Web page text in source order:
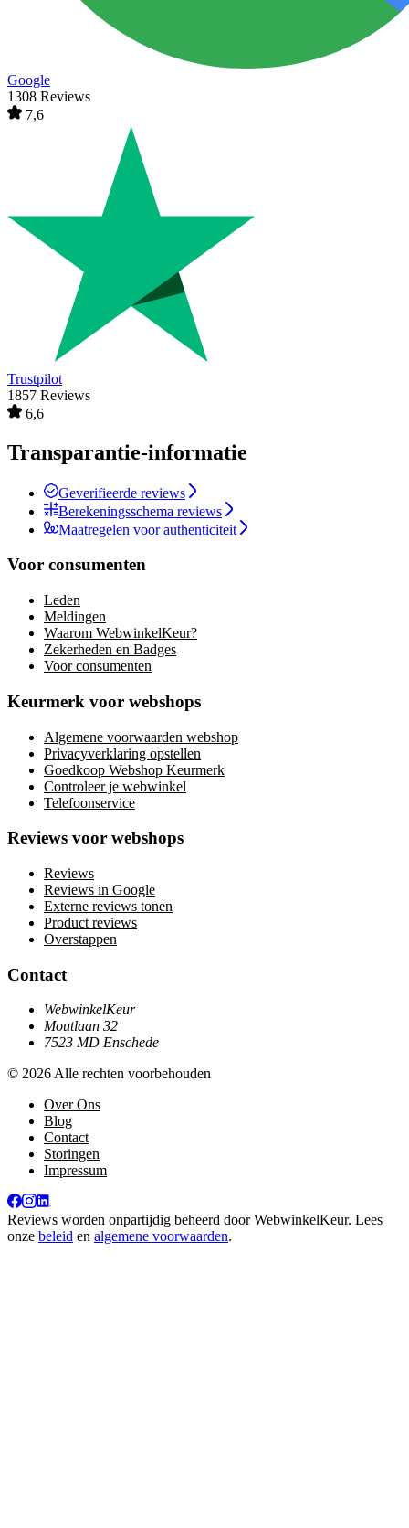
Google
1308 Reviews
7,6
Trustpilot
1857 Reviews
6,6
Transparantie-informatie
Geverifieerde reviews
Berekeningsschema reviews
Maatregelen voor authenticiteit
Voor consumenten
Leden
Meldingen
Waarom WebwinkelKeur?
Zekerheden en Badges
Voor consumenten
Keurmerk voor webshops
Algemene voorwaarden webshop
Privacyverklaring opstellen
Goedkoop Webshop Keurmerk
Controleer je webwinkel
Telefoonservice
Reviews voor webshops
Reviews
Reviews in Google
Externe reviews tonen
Product reviews
Overstappen
Contact
WebwinkelKeur
Moutlaan 32
7523 MD Enschede
© 2026 Alle rechten voorbehouden
Over Ons
Blog
Contact
Storingen
Impressum
Reviews worden onpartijdig beheerd doorWebwinkelKeur. Lees
onze beleid en algemene voorwaarden.